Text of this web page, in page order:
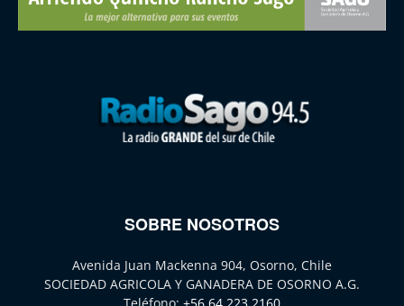
SOBRE NOSOTROS
Avenida Juan Mackenna 904, Osorno, Chile
SOCIEDAD AGRICOLA Y GANADERA DE OSORNO A.G.
Teléfono: +56 64 223 2160